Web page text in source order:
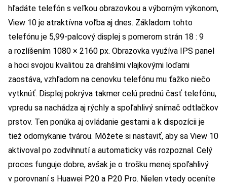
hľadáte telefón s veľkou obrazovkou a výborným výkonom,
View 10 je atraktívna voľba aj dnes. Základom tohto
telefónu je 5,99-palcový displej s pomerom strán 18 : 9
a rozlíšením 1080 × 2160 px. Obrazovka využíva IPS panel
a hoci svojou kvalitou za drahšími vlajkovými loďami
zaostáva, vzhľadom na cenovku telefónu mu ťažko niečo
vytknúť. Displej pokrýva takmer celú prednú časť telefónu,
vpredu sa nachádza aj rýchly a spoľahlivý snímač odtlačkov
prstov. Ten ponúka aj ovládanie gestami a k dispozícii je
tiež odomykanie tvárou. Môžete si nastaviť, aby sa View 10
aktivoval po zodvihnutí a automaticky vás rozpoznal. Celý
proces funguje dobre, avšak je o trošku menej spoľahlivý
v porovnaní s Huawei P20 a P20 Pro. Nielen vtedy oceníte